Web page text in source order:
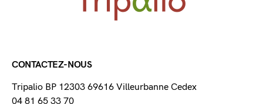
CONTACTEZ-NOUS
Tripalio BP 12303 69616 Villeurbanne Cedex
04 81 65 33 70